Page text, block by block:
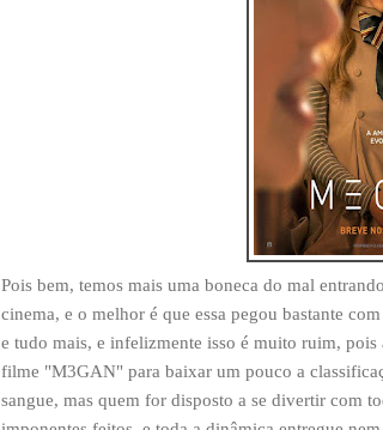
Pois bem, temos mais uma boneca do mal
cinema, e o melhor é que essa pegou bastante
e tudo mais, e infelizmente isso é muito ruim, pois
filme "M3GAN" para baixar um pouco a
sangue, mas quem for disposto a se divertir com